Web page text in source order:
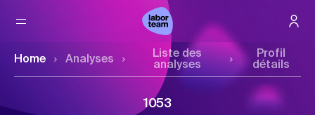
Home Analyses
Liste des
analyses
Profil
détails
1053